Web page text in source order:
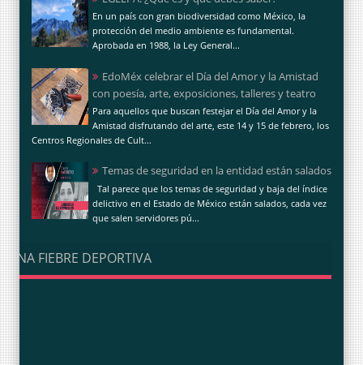
En un país con gran biodiversidad como México, la
protección del medio ambiente es fundamental.
Aprobada en 1988, la Ley General...
EdoMéx celebrar el Día del Amor y la Amistad
con poesía, arte, exposiciones, talleres y teatro
Para aquellos que buscan festejar el Día del Amor y la
Amistad disfrutando del arte, este 14 y 15 de febrero, los
Centros Regionales de Cult...
Temas de seguridad en la entidad están salados
Tal parece que los temas de seguridad y baja del índice
delictivo en el Estado de México están salados, cada vez
que salen servidores pú...
UNA FIEBRE DEPORTIVA